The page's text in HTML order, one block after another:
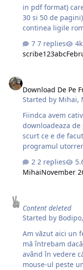
in pdf format)
30 si 50 de
continea ligile
dori sa o re-
acest link sau
7 replies
scribe123abc
Download De Pe
Started by Mihai,
Fiindca avem
downloadeaza de
scurt ce e de facut. In primul rand, aveti
programul
informatii privind
programului,
se observa ca
apasand pe cifra 2
coloana, la Files
fisierelor …
2 replies
MihaiNovember
Content deleted
Started by Bodipo,
Am văzut aici un
mă întrebam
având în vedere
mouse-ul peste